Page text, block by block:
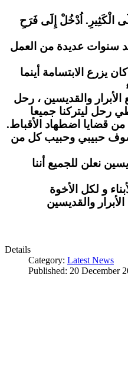
الْكَثِيرِ. اُدْخُلْ إِلَى فَرَحِ
سنوات عديدة من العمل
يزرع الابتسامة أينما
والقديسين ، رحل
رحل ليتركنا جميعا
قضايا اضطهاد الأقباط.
سوف حبيبي وحبيب كل من
نعلن للجميع أننا
و لكل الأخوة
والقديسين
Details
Category: Latest News
Published: 20 December